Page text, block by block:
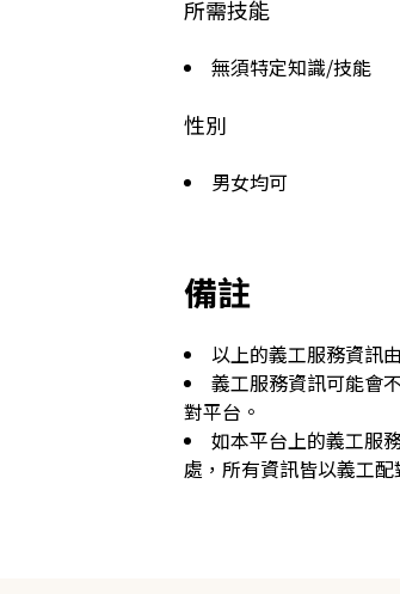
所需技能
無須特定知識/技能
性別
男女均可
備註
以上的義工服務資訊
義工服務資訊可能會
對平台。
如本平台上的義工服
處，所有資訊皆以義工配